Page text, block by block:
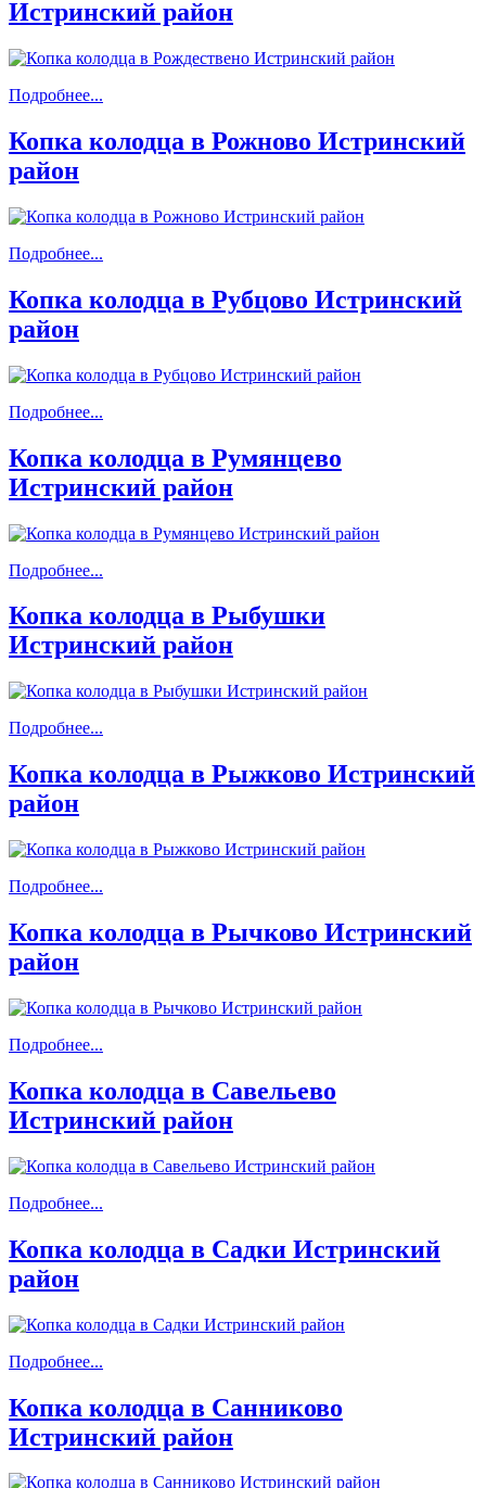
Истринский район
Подробнее...
Копка колодца в Рожново Истринский
район
Подробнее...
Копка колодца в Рубцово Истринский
район
Подробнее...
Копка колодца в Румянцево
Истринский район
Подробнее...
Копка колодца в Рыбушки
Истринский район
Подробнее...
Копка колодца в Рыжково Истринский
район
Подробнее...
Копка колодца в Рычково Истринский
район
Подробнее...
Копка колодца в Савельево
Истринский район
Подробнее...
Копка колодца в Садки Истринский
район
Подробнее...
Копка колодца в Санниково
Истринский район